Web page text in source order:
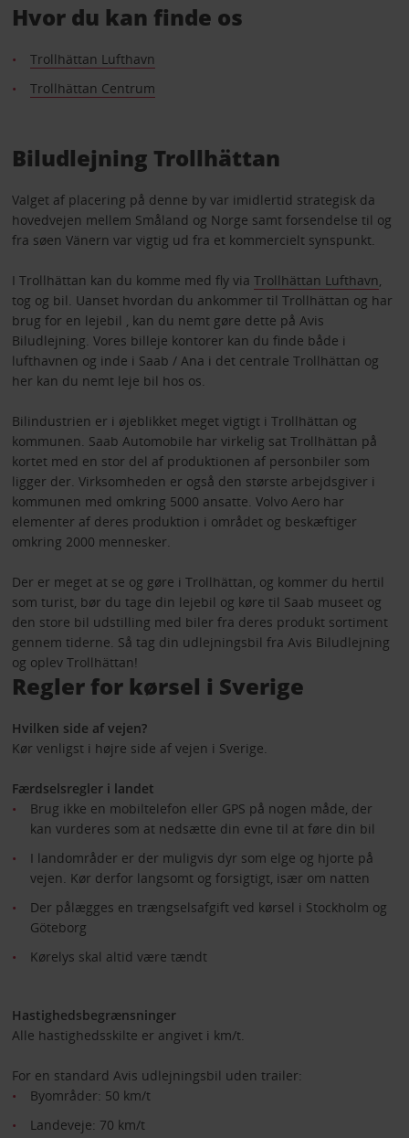
Hvor du kan finde os
Trollhättan Lufthavn
Trollhättan Centrum
Biludlejning Trollhättan
Valget af placering på denne by var imidlertid strategisk da
hovedvejen mellem Småland og Norge samt forsendelse til og
fra søen Vänern var vigtig ud fra et kommercielt synspunkt.
I Trollhättan kan du komme med fly via Trollhättan Lufthavn
tog og bil. Uanset hvordan du ankommer til Trollhättan og har
brug for en lejebil , kan du nemt gøre dette på Avis
Biludlejning. Vores billeje kontorer kan du finde både i
lufthavnen og inde i Saab / Ana i det centrale Trollhättan og
her kan du nemt leje bil hos os.
Bilindustrien er i øjeblikket meget vigtigt i Trollhättan og
kommunen. Saab Automobile har virkelig sat Trollhättan på
kortet med en stor del af produktionen af personbiler som
ligger der. Virksomheden er også den største arbejdsgiver i
kommunen med omkring 5000 ansatte. Volvo Aero har
elementer af deres produktion i området og beskæftiger
omkring 2000 mennesker.
Der er meget at se og gøre i Trollhättan, og kommer du hertil
som turist, bør du tage din lejebil og køre til Saab museet og
den store bil udstilling med biler fra deres produkt sortiment
gennem tiderne. Så tag din udlejningsbil fra Avis Biludlejning
og oplev Trollhättan!
Regler for kørsel i Sverige
Hvilken side af vejen?
Kør venligst i højre side af vejen i Sverige.
Færdselsregler i landet
Brug ikke en mobiltelefon eller GPS på nogen måde, der
kan vurderes som at nedsætte din evne til at føre din bil
I landområder er der muligvis dyr som elge og hjorte på
vejen. Kør derfor langsomt og forsigtigt, især om natten
Der pålægges en trængselsafgift ved kørsel i Stockholm og
Göteborg
Kørelys skal altid være tændt
Hastighedsbegrænsninger
Alle hastighedsskilte er angivet i km/t.
For en standard Avis udlejningsbil uden trailer:
Byområder: 50 km/t
Landeveje: 70 km/t